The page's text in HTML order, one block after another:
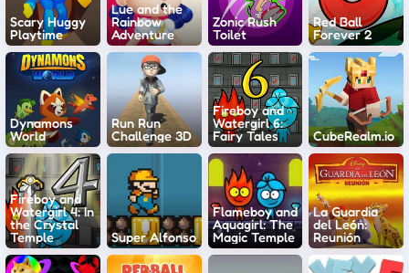
Scary Huggy
Playtime
Lue and the
Rainbow
Adventure
Zonic Rush
Toilet
Red Ball
Forever 2
Dynamons
World
Run Run
Challenge 3D
Fireboy and
Watergirl 6:
Fairy Tales
CubeRealm.io
Fireboy and
Watergirl 4: In
the Crystal
Temple
Super Alfonso
Flameboy and
Aquagirl: The
Magic Temple
La Guardia
del León:
Reunión